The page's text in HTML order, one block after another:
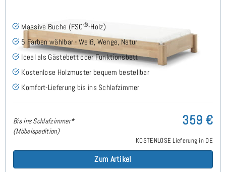
Massive Buche (FSC®-Holz)
5 Farben wählbar - Weiß, Wenge, Natur
Ideal als Gästebett oder Funktionsbett
Kostenlose Holzmuster bequem bestellbar
Komfort-Lieferung bis ins Schlafzimmer
Bis ins Schlafzimmer*
(Möbelspedition)
359 €
KOSTENLOSE Lieferung in DE
Zum Artikel